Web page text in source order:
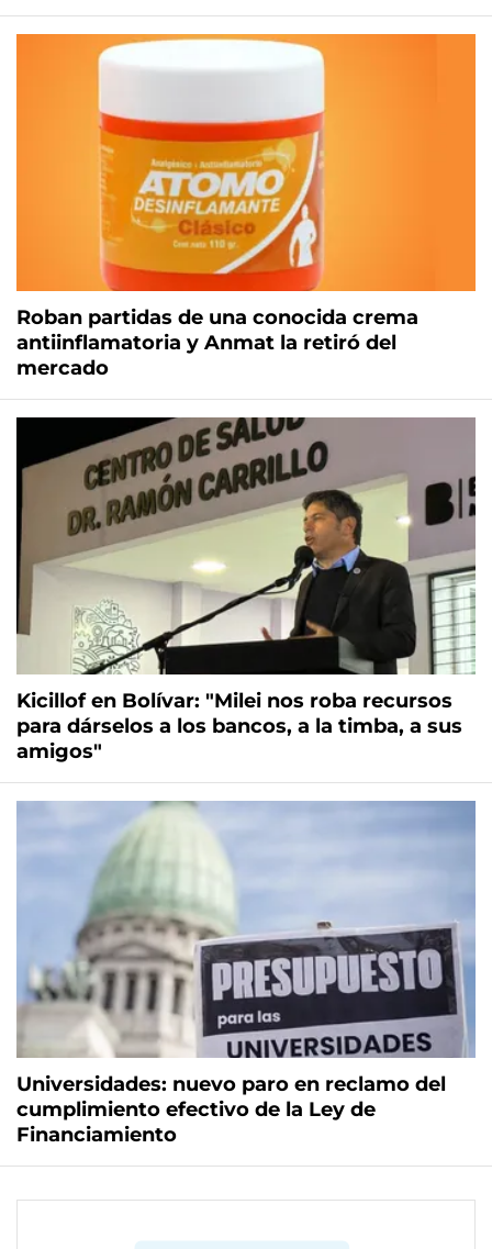
Roban partidas de una conocida crema
antiinflamatoria y Anmat la retiró del
mercado
Kicillof en Bolívar: "Milei nos roba recursos
para dárselos a los bancos, a la timba, a sus
amigos"
Universidades: nuevo paro en reclamo del
cumplimiento efectivo de la Ley de
Financiamiento